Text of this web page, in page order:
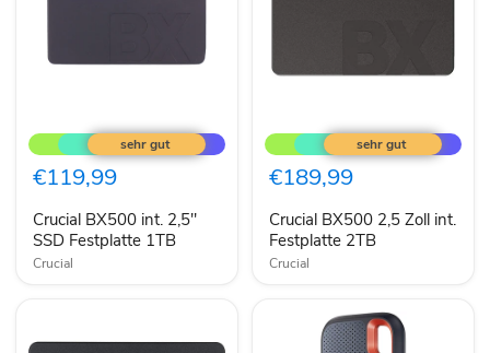
BX500
int.
2,5"
SSD
1TB
€119,99
Crucial BX500 int. 2,5"
SSD Festplatte 1TB
Crucial
BX500
2,5
Zoll
int.
2TB
€189,99
Crucial BX500 2,5 Zoll int.
Festplatte 2TB
Crucial